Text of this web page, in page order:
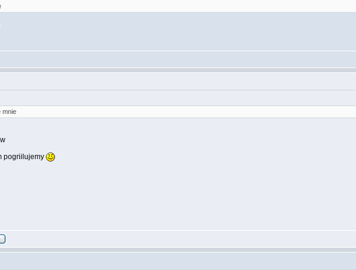
mnie
pogriilujemy